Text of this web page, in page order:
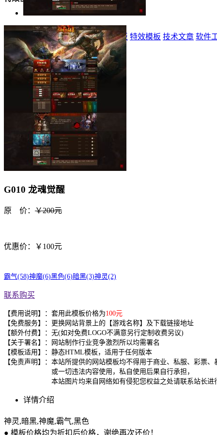
首页 标志 登录器 网站模板 精品模板 特效模板 技术文章 软件
G010 龙魂觉醒
原 价： ￥200元
优惠价：￥100元
霸气(58)神魔(6)黑色(6) 暗黑(3)神灵(2)
联系购买
【费用说明】：套用此模板价格为100元
【免费服务】：更换网站背景上的【游戏名称】及下载链接地址
【额外付费】：无(如对免费LOGO不满意另行定制收费另议)
【关于署名】：网站制作行业竞争激烈所以均需署名
【模板适用】：静态HTML模板，适用于任何版本
【免责声明】：本站所提供的网站模板均不得用于商业、私服、彩票、
或一切违法内容使用，私自使用后果自行承担，
本站图片均来自网络如有侵犯您权益之处请联系站长进行
详情介绍
神灵,暗黑,神魔,霸气,黑色
● 模板价格均为折扣后价格，谢绝再次还价！